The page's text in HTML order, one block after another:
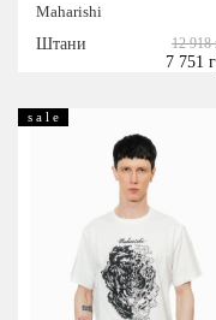
Maharishi
Штани
12 918
7 751
s a l e